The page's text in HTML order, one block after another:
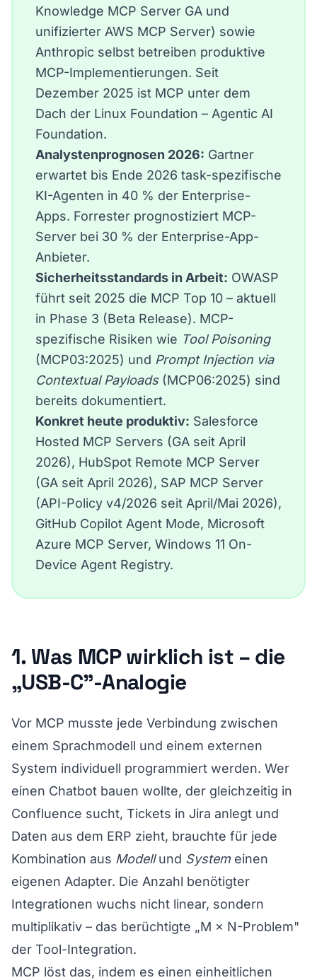
Knowledge MCP Server GA und
unifizierter AWS MCP Server) sowie
Anthropic selbst betreiben produktive
MCP-Implementierungen. Seit
Dezember 2025 ist MCP unter dem
Dach der Linux Foundation – Agentic AI
Foundation.
Analystenprognosen 2026: Gartner
erwartet bis Ende 2026 task-spezifische
KI-Agenten in 40 % der Enterprise-
Apps. Forrester prognostiziert MCP-
Server bei 30 % der Enterprise-App-
Anbieter.
Sicherheitsstandards in Arbeit: OWASP
führt seit 2025 die MCP Top 10 – aktuell
in Phase 3 (Beta Release). MCP-
spezifische Risiken wie Tool Poisoning
(MCP03:2025) und Prompt Injection via
Contextual Payloads(MCP06:2025) sind
bereits dokumentiert.
Konkret heute produktiv: Salesforce
Hosted MCP Servers (GA seit April
2026), HubSpot Remote MCP Server
(GA seit April 2026), SAP MCP Server
(API-Policy v4/2026 seit April/Mai 2026),
GitHub Copilot Agent Mode, Microsoft
Azure MCP Server, Windows 11 On-
Device Agent Registry.
1. Was MCP wirklich ist – die
„USB-C"-Analogie
Vor MCP musste jede Verbindung zwischen
einem Sprachmodell und einem externen
System individuell programmiert werden. Wer
einen Chatbot bauen wollte, der gleichzeitig in
Confluence sucht, Tickets in Jira anlegt und
Daten aus dem ERP zieht, brauchte für jede
Kombination aus Modellund Systemeinen
eigenen Adapter. Die Anzahl benötigter
Integrationen wuchs nicht linear, sondern
multiplikativ – das berüchtigte „M × N-Problem"
der Tool-Integration.
MCP löst das, indem es einen einheitlichen